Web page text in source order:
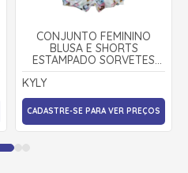
CONJUNTO FEMININO
BLUSA E SHORTS
ESTAMPADO SORVETES
1000213 - KYLY
KYLY
CADASTRE-SE PARA VER PREÇOS